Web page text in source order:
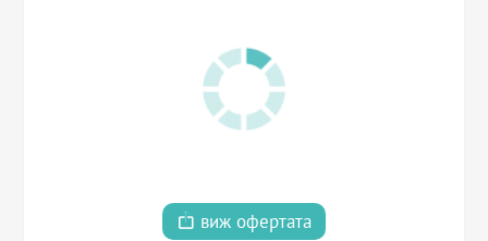
виж офертата